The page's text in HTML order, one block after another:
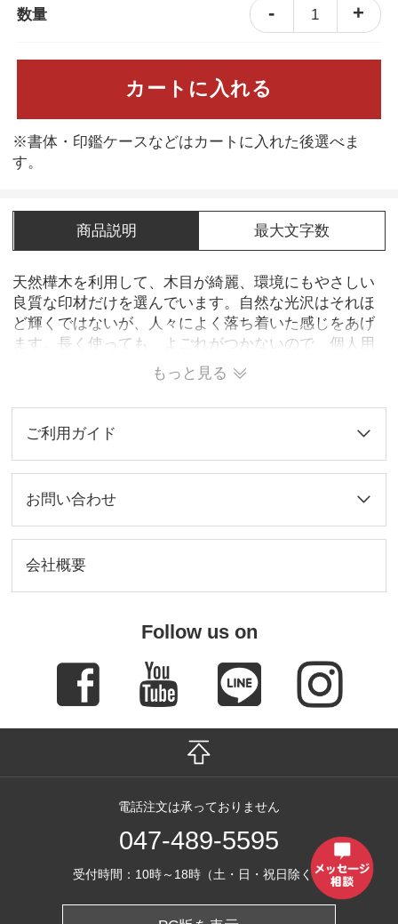
数量 - 1 +
カートに入れる
※書体・印鑑ケースなどはカートに入れた後選べま
す。
商品説明 最大文字数
天然樺木を利用して、木目が綺麗、環境にもやさしい
良質な印材だけを選んでいます。自然な光沢はそれほ
ど輝くではないが、人々によく落ち着いた感じをあげ
ます。長く使っても、よごれがつかないので、個人用
も、会社用もオススメです。
もっと見る
ご利用ガイド
お問い合わせ
会社概要
Follow us on
電話注文は承っておりません
047-489-5595
受付時間：10時～18時（土・日・祝日除く）